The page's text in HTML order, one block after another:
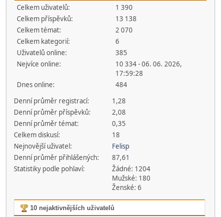
Celkem uživatelů:
1 390
Celkem příspěvků:
13 138
Celkem témat:
2 070
Celkem kategorií:
6
Uživatelů online:
385
Nejvíce online:
10 334 - 06. 06. 2026,
17:59:28
Dnes online:
484
Denní průměr registrací:
1,28
Denní průměr příspěvků:
2,08
Denní průměr témat:
0,35
Celkem diskusí:
18
Nejnovější uživatel:
Felisp
Denní průměr přihlášených:
87,61
Statistiky podle pohlaví:
Žádné: 1204
Mužské: 180
Ženské: 6
10 nejaktivnějších uživatelů